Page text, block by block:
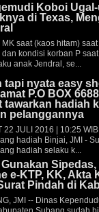
Koboi
di Texas,
MK saat (kaos hitam)
dan kondisi korban P
anak Jendral, se...
tapi nyata easy
P.O BOX
tawarkan hadiah
pelanggannya
22 JULI 2016 | 10:25
hadiah Binjai, JMI -
hadiah selaku k...
e-KTP, KK, Akta
Pindah di
JMI -- Dinas